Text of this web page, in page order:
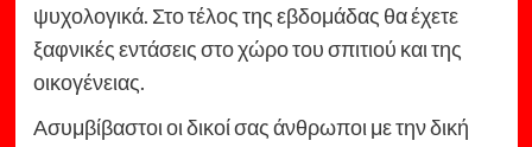
ψυχολογικά. Στο τέλος της εβδομάδας θα έχετε
ξαφνικές εντάσεις στο χώρο του σπιτιού και της
οικογένειας.
Ασυμβίβαστοι οι δικοί σας άνθρωποι με την δική